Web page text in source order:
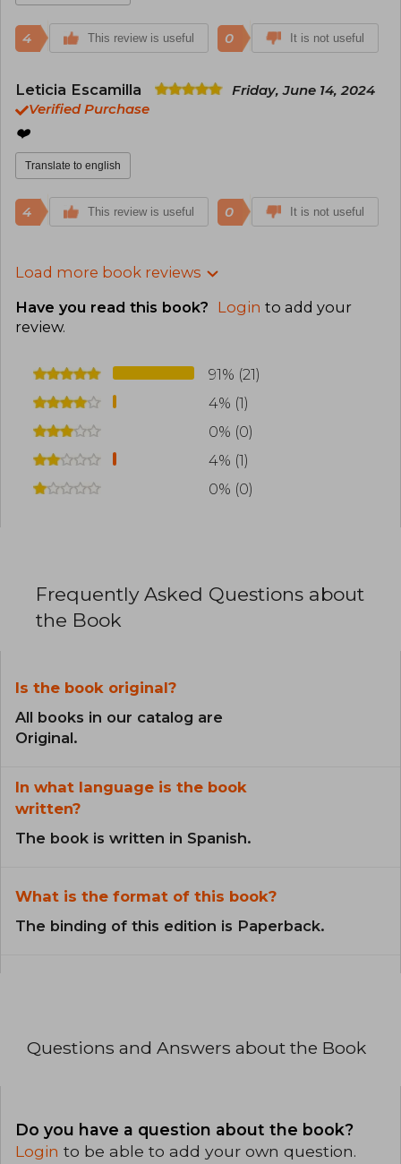
4 This review is useful 0 It is not useful
Leticia Escamilla
Friday, June 14, 2024
Verified Purchase
❤️‍
Translate to english
4 This review is useful 0 It is not useful
Load more book reviews
Have you read this book? Login to add your
review.
91% (21)
4% (1)
0% (0)
4% (1)
0% (0)
Frequently Asked Questions about
the Book
Is the book original?
All books in our catalog are
Original.
In what language is the book
written?
The book is written in Spanish.
What is the format of this book?
The binding of this edition is Paperback.
Questions and Answers about the Book
Do you have a question about the book?
Login to be able to add your own question.